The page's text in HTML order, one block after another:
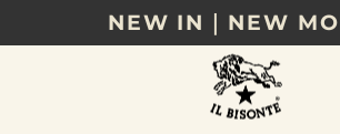
NEW IN｜NEW
8/17(月)10時まで｜税込11,000
る相手やシーンから選べる、新